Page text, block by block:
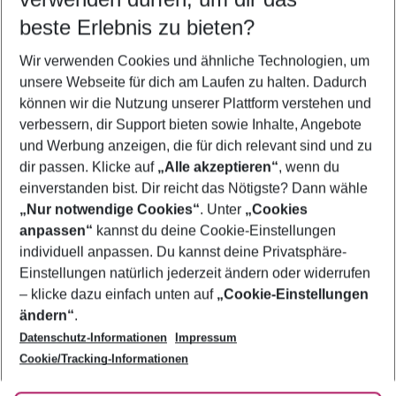
5-8 Nächte
2 Erwachsene Keine Kinder
Mehr Filter anzeigen
Footer
Footer navigation
Über uns
AGB
Bestpreisgarantie
Cookie-Einstellungen ändern
Cookie-Richtlinie
Agenturbetreuung
Barrierefreies Reisen
Folge uns
beste Erlebnis zu bieten?
Wir verwenden Cookies und ähnliche Technologien, um
unsere Webseite für dich am Laufen zu halten. Dadurch
können wir die Nutzung unserer Plattform verstehen und
verbessern, dir Support bieten sowie Inhalte, Angebote
und Werbung anzeigen, die für dich relevant sind und zu
dir passen. Klicke auf „Alle akzeptieren“, wenn du
einverstanden bist. Dir reicht das Nötigste? Dann wähle
„Nur notwendige Cookies“. Unter „Cookies
anpassen“ kannst du deine Cookie-Einstellungen
individuell anpassen. Du kannst deine Privatsphäre-
Einstellungen natürlich jederzeit ändern oder widerrufen
– klicke dazu einfach unten auf „Cookie-Einstellungen
ändern“.
Datenschutz-Informationen
Impressum
Cookie/Tracking-Informationen